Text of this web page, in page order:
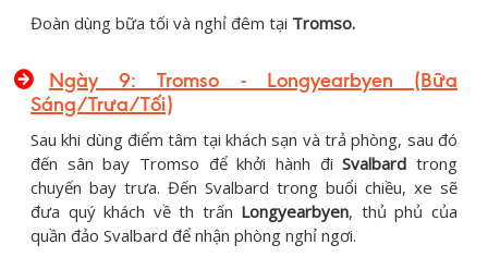
Đoàn dùng bữa tối và nghỉ đêm tại Tromso.
Ngày 9: Tromso - Longyearbyen (Bữa
Sáng/Trưa/Tối)
Sau khi dùng điểm tâm tại khách sạn và trả phòng, sau đó
đến sân bay Tromso để khởi hành điSvalbard trong
chuyến bay trưa. Đến Svalbard trong buổi chiều, xe sẽ
đưa quý khách về th trấn Longyearbyen, thủ phủ của
quần đảo Svalbard để nhận phòng nghỉ ngơi.